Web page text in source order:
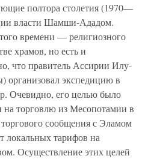
полтора столетия (1970—
власти Шамши-Ададом.
времени — религиозного
храмов, но есть и
что правитель Ассирии Илу-
экспедицию в
Очевидно, его целью было
на торговлю из Месопотамии в
сообщения с Эламом
локальных тарифов на
Осуществление этих целей